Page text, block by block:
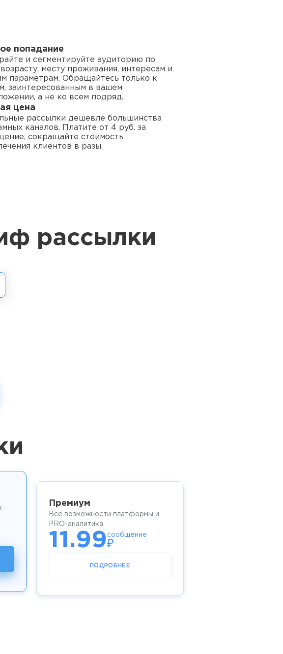
попадание
и сегментируйте аудиторию по
месту проживания, интересам и
параметрам. Обращайтесь только к
заинтересованным в вашем
а не ко всем подряд.
цена
рассылки дешевле большинства
каналов. Платите от 4 руб. за
сокращайте стоимость
клиентов в разы.
рассылки
Премиум
Все возможности платформы и
PRO-аналитика
11.99 сообщение
₽
ПОДРОБНЕЕ